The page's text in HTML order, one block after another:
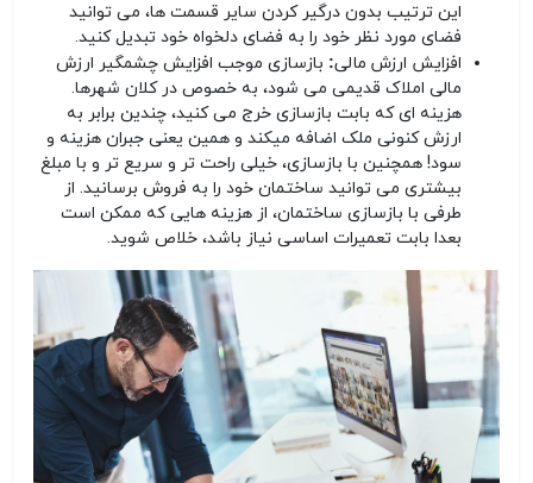
این ترتیب بدون درگیر کردن سایر قسمت ها، می توانید
فضای مورد نظر خود را به فضای دلخواه خود تبدیل کنید.
افزایش ارزش مالی: بازسازی موجب افزایش چشمگیر ارزش
مالی املاک قدیمی می شود، به خصوص در کلان شهرها.
هزینه ای که بابت بازسازی خرج می کنید، چندین برابر به
ارزش کنونی ملک اضافه میکند و همین یعنی جبران هزینه و
سود! همچنین با بازسازی، خیلی راحت تر و سریع تر و با مبلغ
بیشتری می توانید ساختمان خود را به فروش برسانید. از
طرفی با بازسازی ساختمان، از هزینه هایی که ممکن است
بعدا بابت تعمیرات اساسی نیاز باشد، خلاص شوید.